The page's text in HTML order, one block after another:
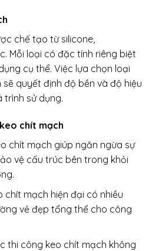
chế tạo từ silicone,
Mỗi loại có đặc tính riêng biệt
cụ thể. Việc lựa chọn loại
quyết định độ bền và độ hiệu
sử dụng.
chít mạch
chít mạch giúp ngăn ngừa sự
vệ cấu trúc bên trong khỏi
chít mạch hiện đại có nhiều
vẻ đẹp tổng thể cho công
thi công keo chít mạch không